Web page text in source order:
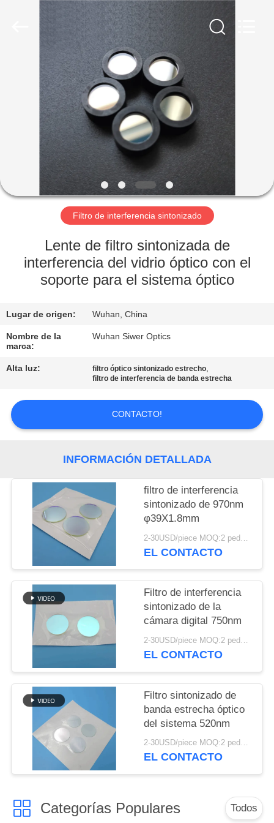
HOGAR
PRODUCTOS
SOBRE
NOSOTROS
VIAJE
FÁBRICA
DE
CALIDAD
ÉNTRENOS
EN
CONTACTO
PIDA
DEL
SITIO
PRIVACY
Filtro de interferencia sintonizado
Lente de filtro sintonizada de
interferencia del vidrio óptico con el
soporte para el sistema óptico
Lugar de origen: Wuhan, China
Nombre de la
marca:
Wuhan Siwer Optics
Alta luz: filtro óptico sintonizado estrecho,
filtro de interferencia de banda estrecha
CONTACTO!
INFORMACIÓN DETALLADA
filtro de interferencia
sintonizado de 970nm
φ39X1.8mm
2-30USD/piece MOQ:2 pedazos
EL CONTACTO
Filtro de interferencia
sintonizado de la
cámara digital 750nm
2-30USD/piece MOQ:2 pedazos
EL CONTACTO
Filtro sintonizado de
banda estrecha óptico
del sistema 520nm
2-30USD/piece MOQ:2 pedazos
EL CONTACTO
Categorías Populares Todos